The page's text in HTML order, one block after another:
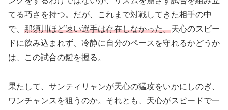
てる巧さを持つ。だが、これまで対戦してきた相手の中
で、 那須川ほど速い選手は存在しなかった。天心のスピー
ドに飲み込まれず、冷静に自分のペースを守れるかどうか
は、この試合の鍵を握る。
果たして、サンティリャンが天心の猛攻をいかにしのぎ、
ワンチャンスを狙うのか。それとも、天心がスピードで一